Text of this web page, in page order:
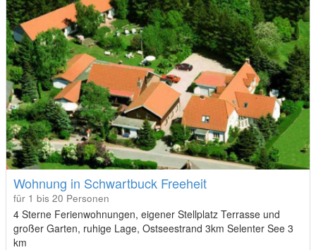
Wohnung in Schwartbuck Freeheit
für 1 bis 20 Personen
4 Sterne Ferienwohnungen, eigener Stellplatz Terrasse und
großer Garten, ruhige Lage, Ostseestrand 3km Selenter See 3
km